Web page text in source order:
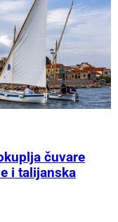
čuvare
i talijanska